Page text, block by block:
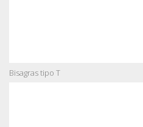
Bisagras tipo T